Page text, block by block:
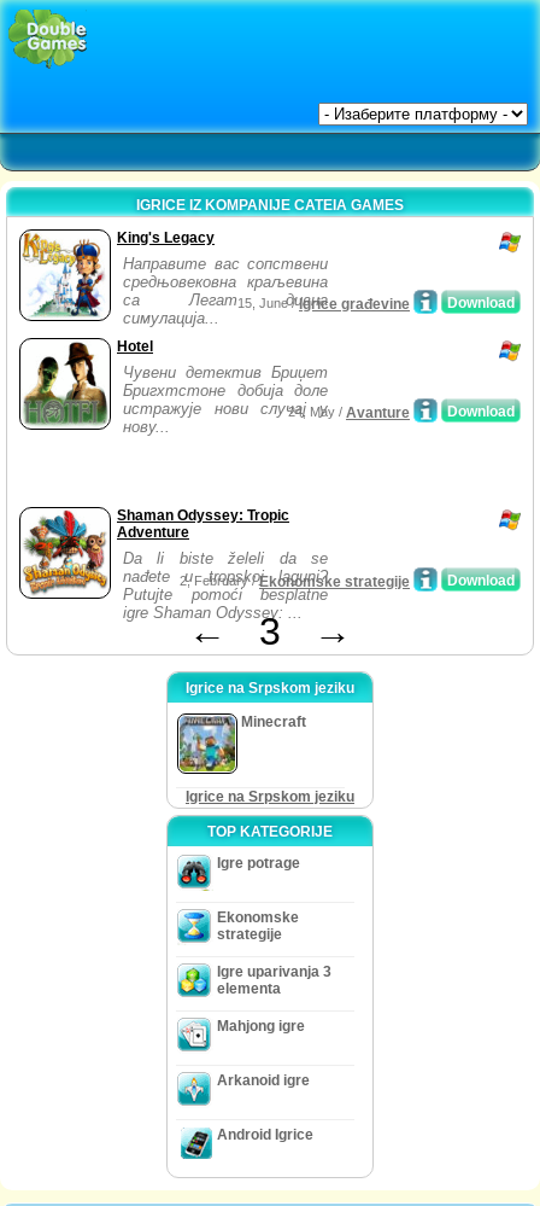
IGRICE IZ KOMPANIJE CATEIA GAMES
King's Legacy
Направите вас сопствени
средњовековна краљевина
са Легат дивна
симулација...
Download
15, June /Igrice građevine
Hotel
Чувени детектив Бриџет
Бригхтстоне добија доле
истражује нови случај у
нову...
Download
24, May / Avanture
Shaman Odyssey: Tropic
Adventure
Da li biste želeli da se
nađete u tropskoj laguni?
Putujte pomoći besplatne
igre Shaman Odyssey: ...
Download
2, February /Ekonomske strategije
← 3 →
Igrice na Srpskom jeziku
Minecraft
Igrice na Srpskom jeziku
TOP KATEGORIJE
Igre potrage
Ekonomske
strategije
Igre uparivanja 3
elementa
Mahjong igre
Arkanoid igre
Android Igrice